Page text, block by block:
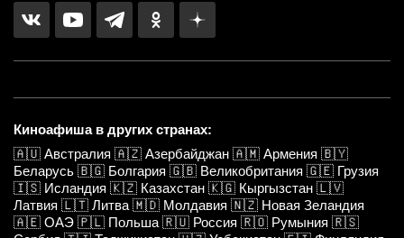
Киноафиша в других странах:
🇦🇺 Австралия 🇦🇿 Азербайджан 🇦🇲 Армения 🇧🇾
Беларусь 🇧🇬 Болгария 🇬🇧 Великобритания 🇬🇪 Грузия
🇮🇸 Исландия 🇰🇿 Казахстан 🇰🇬 Кыргызстан 🇱🇻
Латвия 🇱🇹 Литва 🇲🇩 Молдавия 🇳🇿 Новая Зеландия
🇦🇪 ОАЭ 🇵🇱 Польша 🇷🇺 Россия 🇷🇴 Румыния 🇷🇸